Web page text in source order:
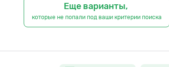
Еще варианты,
которые не попали под ваши критерии поиска